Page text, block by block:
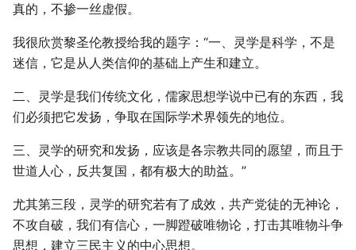
真的，不掺一丝虚假。
我很欣赏黎圣伦教授给我的题字：“一、灵学是科学，不是
迷信，它是从人类信仰的基础上产生和建立。
二、灵学是我们传统文化，儒家思想学说中已有的东西，我
们必须把它发扬，争取在国际学术界领先的地位。
三、灵学的研究和发扬，应该是各宗教共同的愿望，而且于
世道人心，反共复国，都有极大的助益。”
尤其第三段，灵学的研究若有了成效，共产党徒的无神论，
不攻自破，我们有信心，一脚蹬破唯物论，打击其唯物斗争
思想，建立三民主义的中心思想。